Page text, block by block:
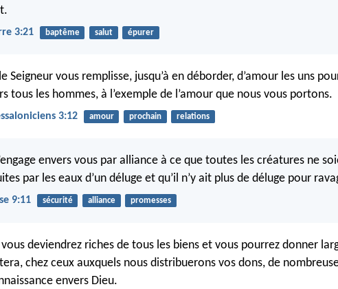
3:21 baptême salut épurer
Seigneur vous remplisse, jusqu’à en déborder, d’amour les uns
tous les hommes, à l’exemple de l’amour que nous vous portons.
3:12 amour prochain relations
envers vous par alliance à ce que toutes les créatures ne
par les eaux d’un déluge et qu’il n’y ait plus de déluge pour
9:11 sécurité alliance promesses
deviendrez riches de tous les biens et vous pourrez donner
chez ceux auxquels nous distribuerons vos dons, de
envers Dieu.